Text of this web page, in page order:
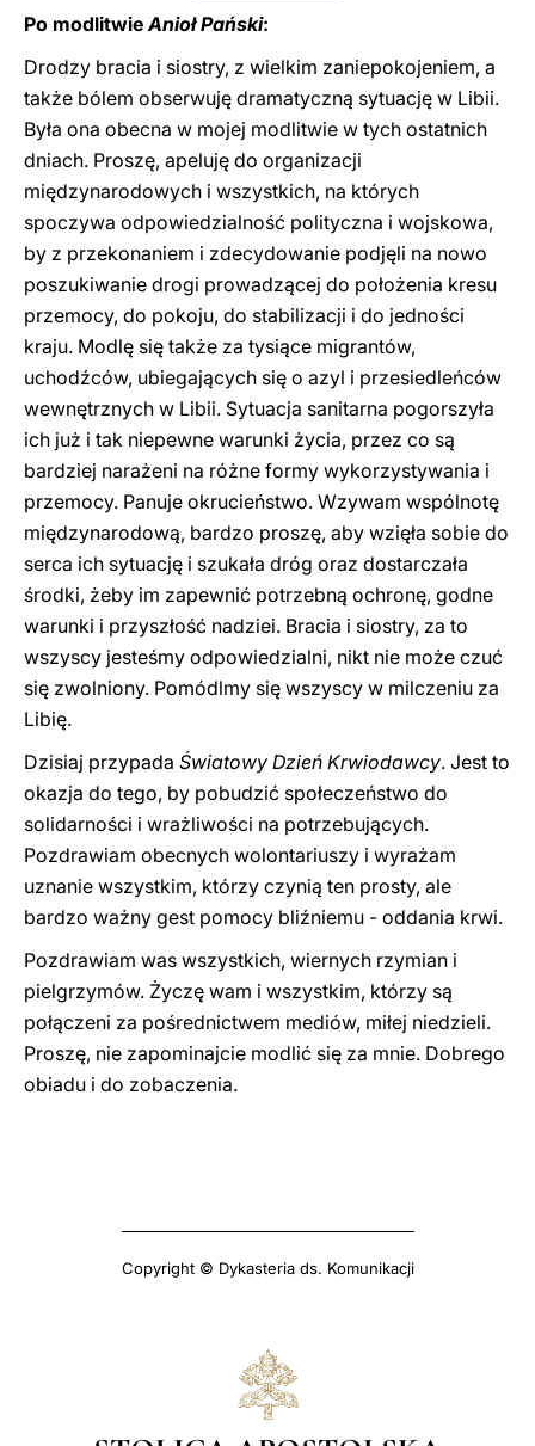
Po modlitwieAnioł Pański:
Drodzy bracia i siostry, z wielkim zaniepokojeniem, a
także bólem obserwuję dramatyczną sytuację w Libii.
Była ona obecna w mojej modlitwie w tych ostatnich
dniach. Proszę, apeluję do organizacji
międzynarodowych i wszystkich, na których
spoczywa odpowiedzialność polityczna i wojskowa,
by z przekonaniem i zdecydowanie podjęli na nowo
poszukiwanie drogi prowadzącej do położenia kresu
przemocy, do pokoju, do stabilizacji i do jedności
kraju. Modlę się także za tysiące migrantów,
uchodźców, ubiegających się o azyl i przesiedleńców
wewnętrznych w Libii. Sytuacja sanitarna pogorszyła
ich już i tak niepewne warunki życia, przez co są
bardziej narażeni na różne formy wykorzystywania i
przemocy. Panuje okrucieństwo. Wzywam wspólnotę
międzynarodową, bardzo proszę, aby wzięła sobie do
serca ich sytuację i szukała dróg oraz dostarczała
środki, żeby im zapewnić potrzebną ochronę, godne
warunki i przyszłość nadziei. Bracia i siostry, za to
wszyscy jesteśmy odpowiedzialni, nikt nie może czuć
się zwolniony. Pomódlmy się wszyscy w milczeniu za
Libię.
Dzisiaj przypada Światowy Dzień Krwiodawcy. Jest to
okazja do tego, by pobudzić społeczeństwo do
solidarności i wrażliwości na potrzebujących.
Pozdrawiam obecnych wolontariuszy i wyrażam
uznanie wszystkim, którzy czynią ten prosty, ale
bardzo ważny gest pomocy bliźniemu - oddania krwi.
Pozdrawiam was wszystkich, wiernych rzymian i
pielgrzymów. Życzę wam i wszystkim, którzy są
połączeni za pośrednictwem mediów, miłej niedzieli.
Proszę, nie zapominajcie modlić się za mnie. Dobrego
obiadu i do zobaczenia.
Copyright © Dykasteria ds. Komunikacji